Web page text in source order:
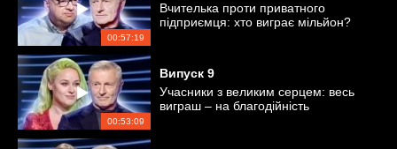
00:57:19
Вчителька проти приватного
підприємця: хто виграє мільйон?
00:53:09
Випуск 9
Учасники з великим серцем: весь
виграш – на благодійність